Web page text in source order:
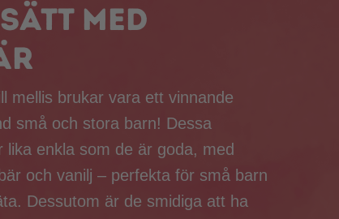
med
mellis brukar vara ett vinnande
små och stora barn! Dessa
lika enkla som de är goda, med
och vanilj – perfekta för små barn
Dessutom är de smidiga att ha